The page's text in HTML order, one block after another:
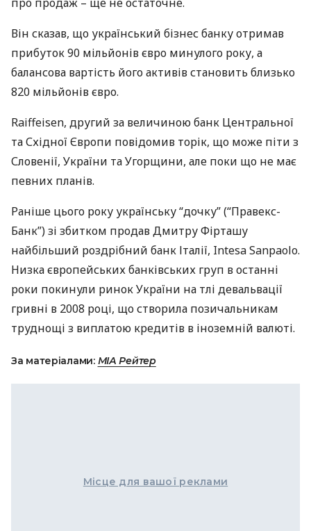
Він сказав, що український бізнес банку отримав
прибуток 90 мільйонів євро минулого року, а
балансова вартість його активів становить близько
820 мільйонів євро.
Raiffeisen, другий за величиною банк Центральної
та Східної Європи повідомив торік, що може піти з
Словенії, України та Угорщини, але поки що не має
певних планів.
Раніше цього року українську “дочку” (“Правекс-
Банк”) зі збитком продав Дмитру Фірташу
найбільший роздрібний банк Італії, Intesa Sanpaolo.
Низка європейських банківських груп в останні
роки покинули ринок України на тлі девальвації
гривні в 2008 році, що створила позичальникам
труднощі з виплатою кредитів в іноземній валюті.
За матеріалами: МIА Рейтер
Місце для вашої реклами